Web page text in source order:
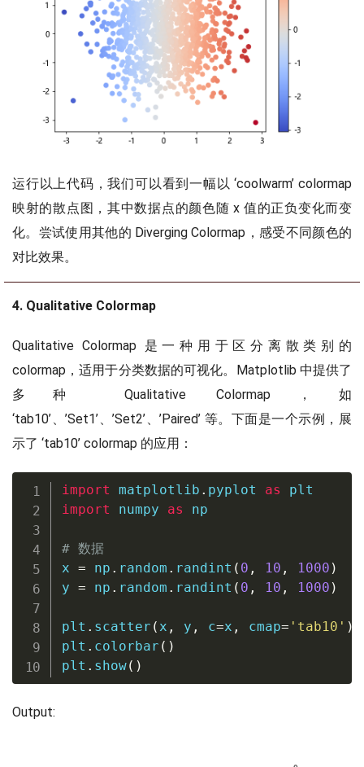
运行以上代码，我们可以看到一幅以 ‘coolwarm’ colormap
映射的散点图，其中数据点的颜色随 x 值的正负变化而变
化。尝试使用其他的 Diverging Colormap，感受不同颜色的
对比效果。
4. Qualitative Colormap
Qualitative Colormap 是一种用于区分离散类别的
colormap，适用于分类数据的可视化。Matplotlib 中提供了
多种 Qualitative Colormap，如
‘tab10’、’Set1’、’Set2’、’Paired’ 等。下面是一个示例，展
示了 ‘tab10’ colormap 的应用：
import matplotlib . pyplot as
import numpy as np
# 数据
x = np . random . randint ( 0 , 10 , 1000 )
y = np . random . randint ( 0 , 10 , 1000 )
plt . scatter ( x , y , c=x , cmap= 'tab10' )
plt . colorbar ( )
plt . show( )
Output: